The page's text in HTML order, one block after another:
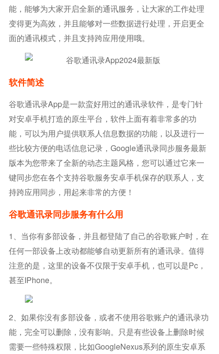
能，能够为大家开启全新的通讯服务，让大家的工作处理
变得更为高效，并且能够对一些数据进行处理，开启更全
面的通讯模式，并且支持跨应用使用哦。
软件简述
谷歌通讯录app是一款蛮好用过的通讯录软件，是专门针
对安卓手机打造的原生平台，软件上面有着非常多的功
能，可以为用户提供联系人信息数据的功能，以及进行一
些比较方便的电话信息记录，Google通讯录同步服务最新
版本为您带来了全新的动态主题风格，您可以通过它来一
键同步您在各个支持谷歌服务安卓手机保存的联系人，支
持跨应用同步，用起来非常的方便！
谷歌通讯录同步服务有什么用
1、当你有多部设备，并且都登陆了自己的谷歌账户时，在
任何一部设备上改动都能够自动更新所有的通讯录。值得
注意的是，这里的设备不仅限于安卓手机，也可以是pc，
甚至iPhone。
2、如果你没有多部设备，或者不使用谷歌账户的通讯录功
能，完全可以删除，没有影响。只是有些设备上删除时候
需要一些特殊权限，比如GoogleNexus系列的原生安卓系